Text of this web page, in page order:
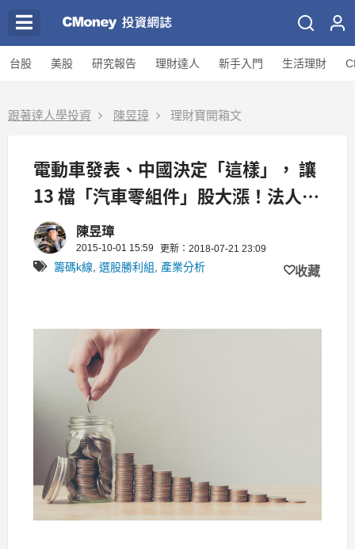
台股 美股 研究報告 理財達人 新手入門 生活理財
跟著達人學投資 陳昱璋 理財寶開箱文
電動車發表、中國決定「這樣」， 讓
13 檔「汽車零組件」股大漲！法人最
愛這 1 檔...
陳昱璋
2015-10-01 15:59 更新：2018-07-21 23:09
籌碼k線 選股勝利組 產業分析 收藏